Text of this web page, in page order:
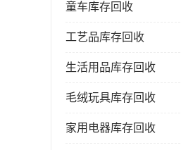
童车库存回收
工艺品库存回收
生活用品库存回收
毛绒玩具库存回收
家用电器库存回收